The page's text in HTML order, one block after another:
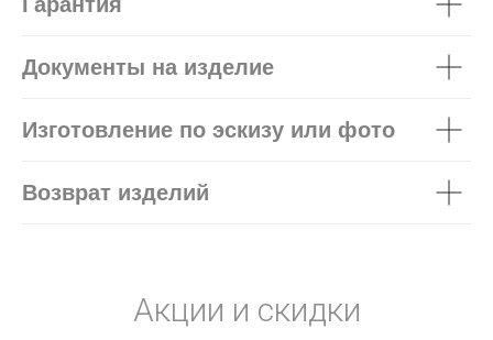
Документы на изделие
Изготовление по эскизу или фото
Возврат изделий
Акции и скидки